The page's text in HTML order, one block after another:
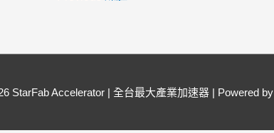
StarFab Accelerator | 全台最大產業加速器| Powered by